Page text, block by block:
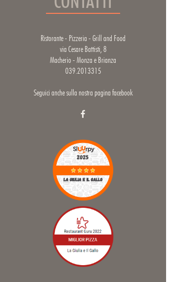
Ristorante - Pizzeria - Grill and Food
via Cesare Battisti, 8
Macherio - Monza e Brianza
039.2013315
Seguici anche sulla nostra pagina facebook